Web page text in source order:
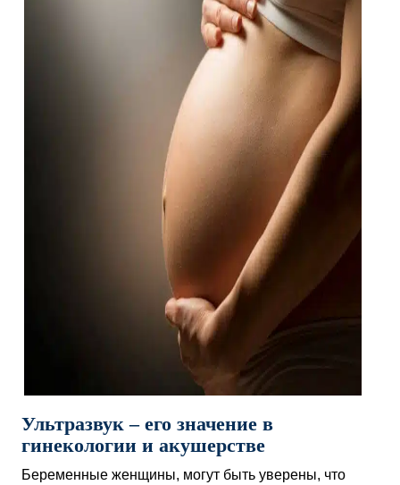
Ультразвук – его значение в
гинекологии и акушерстве
Беременные женщины, могут быть уверены, что